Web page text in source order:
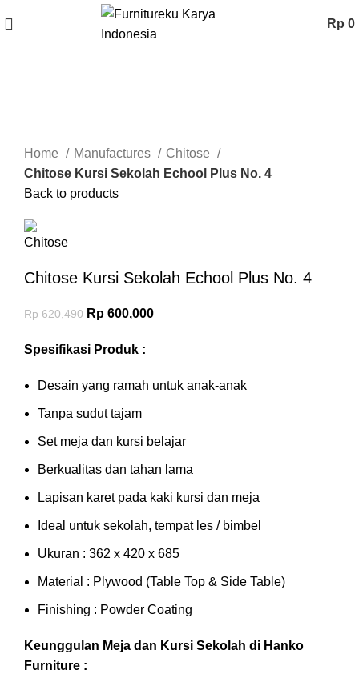
Rp 0
Home
Manufactures
Chitose
Chitose Kursi Sekolah Echool Plus No. 4
Back to products
Chitose Kursi Sekolah Echool Plus No. 4
Rp620,490 Rp 600,000
Spesifikasi Produk :
Desain yang ramah untuk anak-anak
Tanpa sudut tajam
Set meja dan kursi belajar
Berkualitas dan tahan lama
Lapisan karet pada kaki kursi dan meja
Ideal untuk sekolah, tempat les / bimbel
Ukuran : 362 x 420 x 685
Material : Plywood (Table Top & Side Table)
Finishing : Powder Coating
Keunggulan Meja dan Kursi Sekolah di Hanko
Furniture :